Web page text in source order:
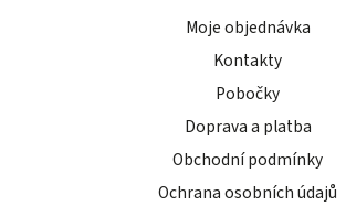
Moje objednávka
Kontakty
Pobočky
Doprava a platba
Obchodní podmínky
Ochrana osobních údajů